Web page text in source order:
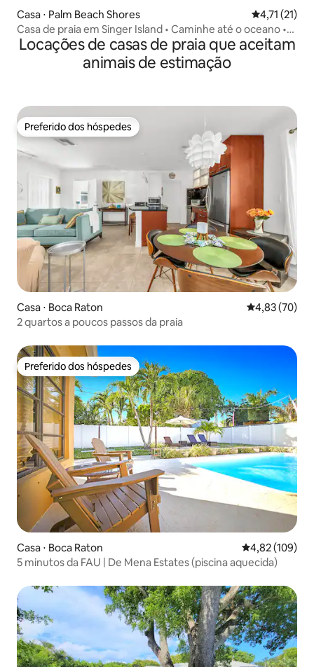
Casa ⋅ Palm Beach Shores 4,71 de uma
4,71 (21)
Casa de praia em Singer Island • Caminhe até o oceano •
Animais de estimação permitidos
Locações de casas de praia que aceitam
animais de estimação
Preferido dos hóspedes
Preferido dos hóspedes
Casa ⋅ Boca Raton 4,83 de uma
4,83 (70)
2 quartos a poucos passos da praia
Preferido dos hóspedes
Preferido dos hóspedes
Casa ⋅ Boca Raton 4,82 de uma
4,82 (109)
5 minutos da FAU | De Mena Estates (piscina aquecida)